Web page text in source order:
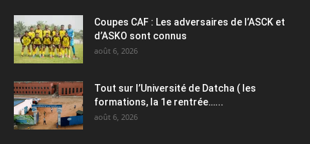
Coupes CAF : Les adversaires de l’ASCK et
d’ASKO sont connus
août 6, 2026
Tout sur l’Université de Datcha ( les
formations, la 1e rentrée…...
août 6, 2026